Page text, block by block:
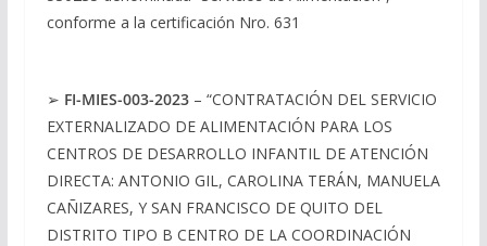
conforme a la certificación Nro. 631
➢ FI-MIES-003-2023– “CONTRATACIÓN DEL SERVICIO
EXTERNALIZADO DE ALIMENTACIÓN PARA LOS
CENTROS DE DESARROLLO INFANTIL DE ATENCIÓN
DIRECTA: ANTONIO GIL, CAROLINA TERÁN, MANUELA
CAÑIZARES, Y SAN FRANCISCO DE QUITO DEL
DISTRITO TIPO B CENTRO DE LA COORDINACIÓN